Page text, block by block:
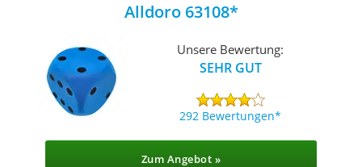
Alldoro 63108
Unsere Bewertung:
SEHR GUT
292 Bewertungen
Zum Angebot »